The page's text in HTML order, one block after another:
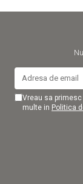
Vreau sa
multe in Politica